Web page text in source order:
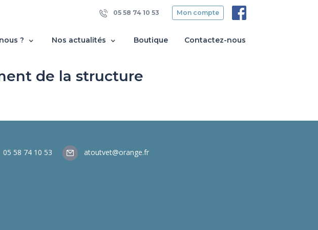
? Nos actualités Boutique Contactez-nous
05 58 74 10 53 Mon compte
de la structure
05 58 74 10 53 atoutvet@orange.fr